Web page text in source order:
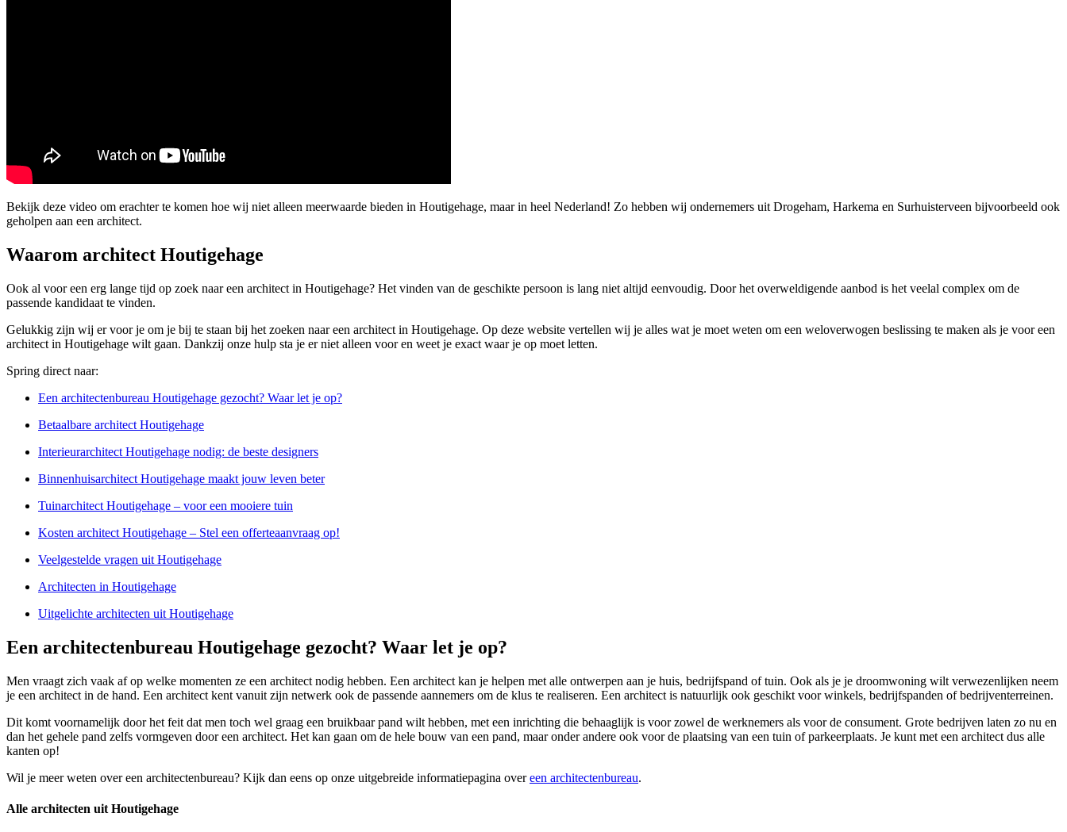
Bekijk deze video om erachter te komen hoe wij niet alleen meerwaarde bieden in Houtigehage, maar in heel Nederland! Zo hebben wij ondernemers uit Drogeham, Harkema en Surhuisterveen bijvoorbeeld ook
geholpen aan een architect.
Waarom architect Houtigehage
Ook al voor een erg lange tijd op zoek naar een architect in Houtigehage? Het vinden van de geschikte persoon is lang niet altijd eenvoudig. Door het overweldigende aanbod is het veelal complex om de
passende kandidaat te vinden.
Gelukkig zijn wij er voor je om je bij te staan bij het zoeken naar een architect in Houtigehage. Op deze website vertellen wij je alles wat je moet weten om een weloverwogen beslissing te maken als je voor een
architect in Houtigehage wilt gaan. Dankzij onze hulp sta je er niet alleen voor en weet je exact waar je op moet letten.
Spring direct naar:
Een architectenbureau Houtigehage gezocht? Waar let je op?
Betaalbare architect Houtigehage
Interieurarchitect Houtigehage nodig: de beste designers
Binnenhuisarchitect Houtigehage maakt jouw leven beter
Tuinarchitect Houtigehage – voor een mooiere tuin
Kosten architect Houtigehage – Stel een offerteaanvraag op!
Veelgestelde vragen uit Houtigehage
Architecten in Houtigehage
Uitgelichte architecten uit Houtigehage
Een architectenbureau Houtigehage gezocht? Waar let je op?
Men vraagt zich vaak af op welke momenten ze een architect nodig hebben. Een architect kan je helpen met alle ontwerpen aan je huis, bedrijfspand of tuin. Ook als je je droomwoning wilt verwezenlijken neem
je een architect in de hand. Een architect kent vanuit zijn netwerk ook de passende aannemers om de klus te realiseren. Een architect is natuurlijk ook geschikt voor winkels, bedrijfspanden of bedrijventerreinen.
Dit komt voornamelijk door het feit dat men toch wel graag een bruikbaar pand wilt hebben, met een inrichting die behaaglijk is voor zowel de werknemers als voor de consument. Grote bedrijven laten zo nu en
dan het gehele pand zelfs vormgeven door een architect. Het kan gaan om de hele bouw van een pand, maar onder andere ook voor de plaatsing van een tuin of parkeerplaats. Je kunt met een architect dus alle
kanten op!
Wil je meer weten over een architectenbureau? Kijk dan eens op onze uitgebreide informatiepagina overeen architectenbureau.
Alle architecten uit Houtigehage